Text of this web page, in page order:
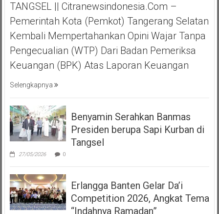
TANGSEL || Citranewsindonesia.com –
Pemerintah Kota (Pemkot) Tangerang Selatan
Kembali Mempertahankan Opini Wajar Tanpa
Pengecualian (WTP) Dari Badan Pemeriksa
Keuangan (BPK) Atas Laporan Keuangan
Selengkapnya
Benyamin Serahkan Banmas
Presiden berupa Sapi Kurban di
Tangsel
27/05/2026 0
Erlangga Banten Gelar Da’i
Competition 2026, Angkat Tema
“Indahnya Ramadan”